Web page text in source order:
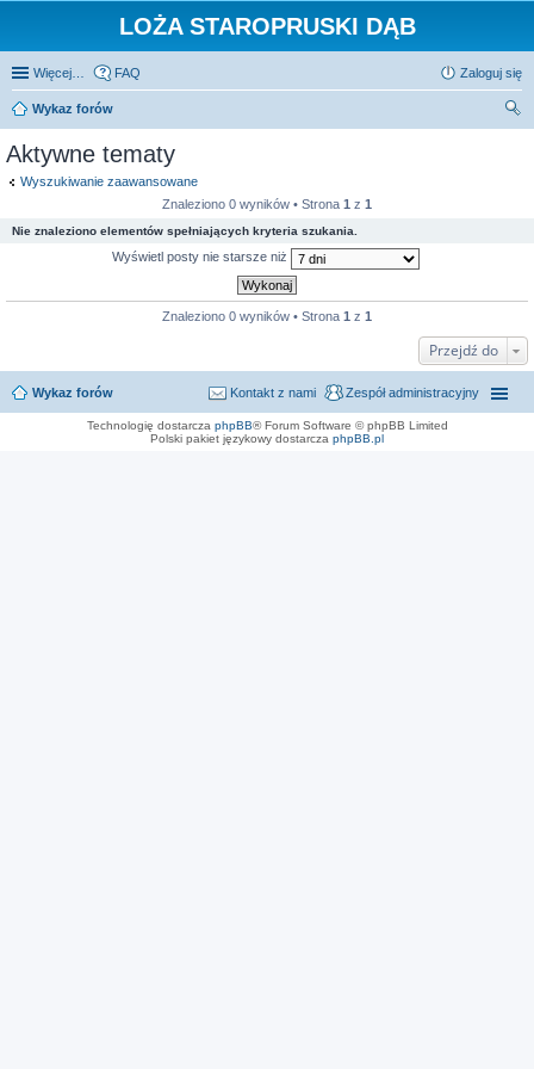
LOŻA STAROPRUSKI DĄB
Więcej… FAQ Zaloguj się
Wykaz forów
Aktywne tematy
Wyszukiwanie zaawansowane
Znaleziono 0 wyników • Strona 1 z 1
Nie znaleziono elementów spełniających kryteria szukania.
Wyświetl posty nie starsze niż
Znaleziono 0 wyników • Strona 1 z 1
Przejdź do
Wykaz forów Zespół administracyjny
Kontakt z nami
Technologię dostarcza phpBB® Forum Software © phpBB Limited
Polski pakiet językowy dostarcza phpBB.pl